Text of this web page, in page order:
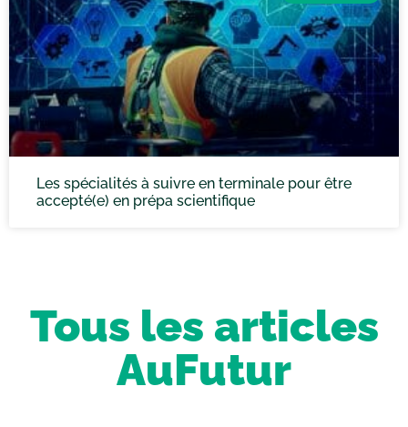
Les spécialités à suivre en terminale pour être
accepté(e) en prépa scientifique
Tous les articles
AuFutur